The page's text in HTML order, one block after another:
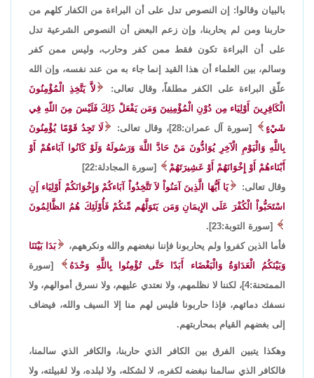
بالبيان وقالوا: إن النصوص تدل على أن البراءة من الكفار كلهم من
حاربنا ومن لم يحاربنا، وإن زعم البعض أن النصوص الشرعية تدل
على أن البراءة تكون فقط ممن كفر وحارب، وليس ممن كفر
وسالم، بين العلماء أن هذا القيد إنما جاء به من عند نفسه، وإن الله
علّق البراءة على الكفر مطلقاً، وقال تعالى:
لاَّ يَتَّخِذِ الْمُؤْمِنُونَ
الْكَافِرِينَ أَوْلِيَاء مِن دُوْنِ الْمُؤْمِنِينَ وَمَن يَفْعَلْ ذَلِكَ فَلَيْسَ مِنَ اللّهِ فِي
شَيْءٍ
[سورة آل عمران:28]، وقال تعالى:
لَا تَجِدُ قَوْمًا يُؤْمِنُونَ
بِاللَّهِ وَالْيَوْمِ الْآخِرِ يُوَادُّونَ مَنْ حَادَّ اللَّهَ وَرَسُولَهُ وَلَوْ كَانُوا آبَاءهُمْ أَوْ
أَبْنَاءهُمْ أَوْ إِخْوَانَهُمْ أَوْ عَشِيرَتَهُمْ
[سورة المجادلة:22]
وقال تعالى:
يَا أَيُّهَا الَّذِينَ آمَنُواْ لاَ تَتَّخِذُواْ آبَاءكُمْ وَإِخْوَانَكُمْ أَوْلِيَاء إَنِ
اسْتَحَبُّواْ الْكُفْرَ عَلَى الإِيمَانِ وَمَن يَتَوَلَّهُم مِّنكُمْ فَأُوْلَئِكَ هُمُ الظَّالِمُونَ
[سورة التوبة:23].
فأما الذين كفروا ولم يحاربونا فإننا نبغضهم والله ونكرههم،
بَدَا بَيْنَنَا
وَبَيْنَكُمُ الْعَدَاوَةُ وَالْبَغْضَاء أَبَدًا حَتَّى تُؤْمِنُوا بِاللَّهِ وَحْدَهُ
[سورة
الممتحنة:4]، لكننا لا نظلمهم، ولا نعتدي عليهم، ولا نسرق أموالهم، ولا
نسفك دمائهم، فإذا حاربونا فليس لهم منا إلا السيف والله، فيضاف
إلى بغضهم القيام بمحاربتهم.
وهكذا يتبين الفرق بين الكافر الذي حاربنا، والكافر الذي سالمنا،
فالكافر الذي سالمنا نبغضه لكفره، لا لشكله، ولا لبلده، ولا لقبيلته، ولا